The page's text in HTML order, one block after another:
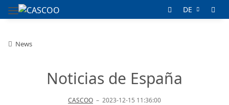
DE
News
Noticias de España
CASCOO – 2023-12-15 11:36:00